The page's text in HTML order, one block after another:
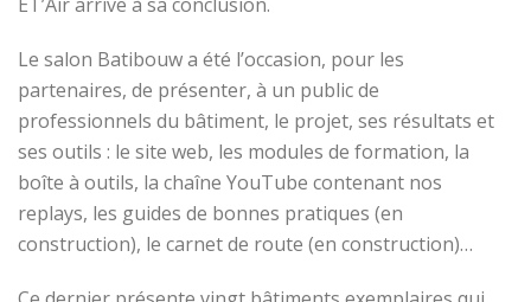
ET’Air arrive à sa conclusion.
Le salon Batibouw a été l’occasion, pour les
partenaires, de présenter, à un public de
professionnels du bâtiment, le projet, ses résultats et
ses outils : le site web, les modules de formation, la
boîte à outils, la chaîne YouTube contenant nos
replays, les guides de bonnes pratiques (en
construction), le carnet de route (en construction)…